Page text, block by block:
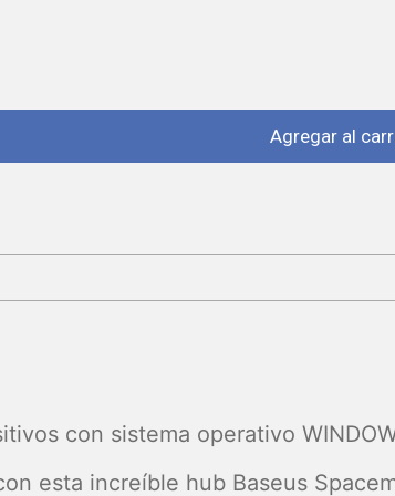
con sistema operativo
esta increíble hub Baseus